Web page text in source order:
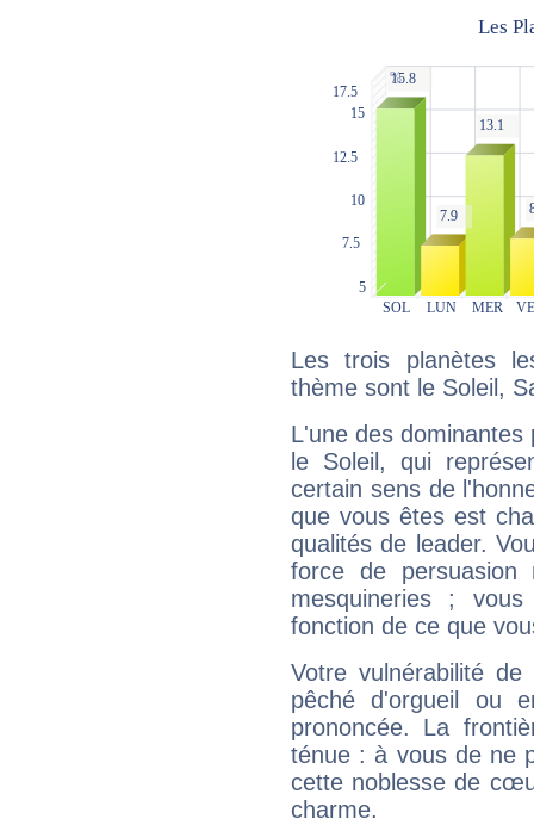
Les trois planètes
thème sont le Soleil,
L'une des
le Soleil, qui
certain sens de
que vous êtes est
qualités de leader.
force de
mesquineries ;
fonction de ce que
Votre vulnérabilité
pêché d'orgueil ou
prononcée. La
ténue : à vous de ne
cette noblesse de
charme.